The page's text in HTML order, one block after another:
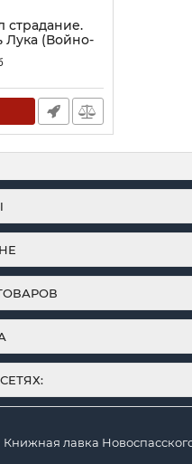
страдание.
Лука (Войно-
Книжная лавка